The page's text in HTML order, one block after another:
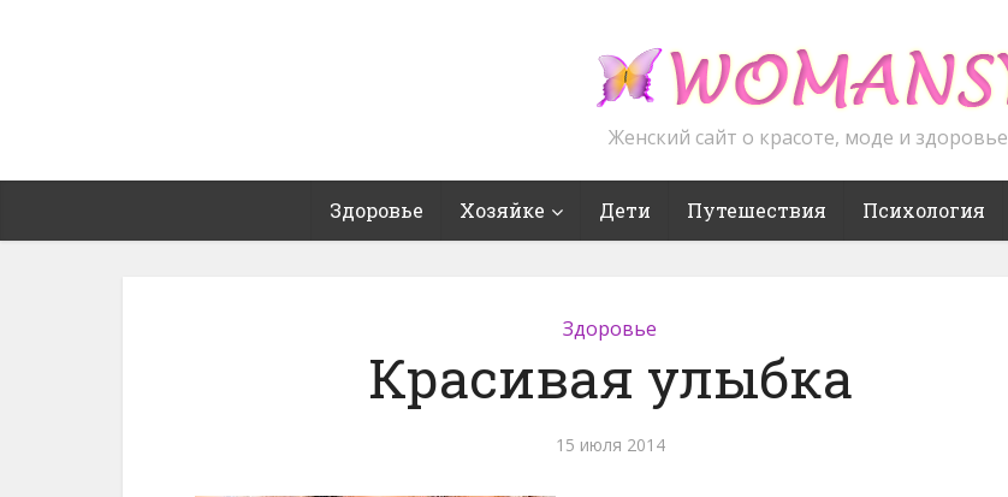
Женский сайт о красоте, моде и здоровье
Здоровье Хозяйке Дети Путешествия Психология
Здоровье
Красивая улыбка
15 июля 2014